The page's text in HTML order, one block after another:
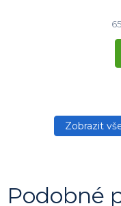
Zobrazit